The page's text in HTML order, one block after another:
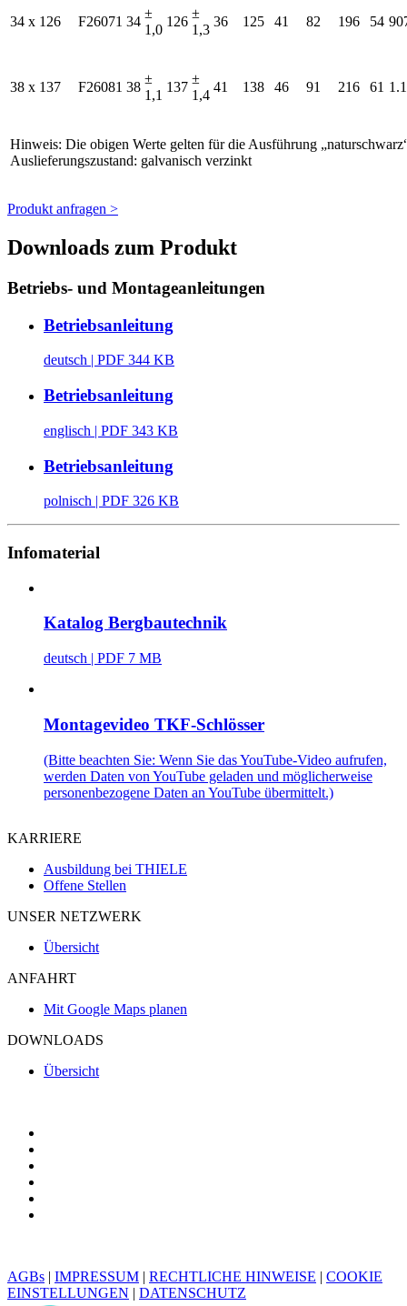
34 x 126 F26071 34
±
1,0
126
±
1,3
36 125 41 82 196 54
38 x 137 F26081 38
±
1,1
137
±
1,4
41 138 46 91 216 61
Hinweis: Die obigen Werte gelten für die Ausführung
Auslieferungszustand: galvanisch verzinkt
Produkt anfragen >
Downloads zum Produkt
Betriebs- und Montageanleitungen
Betriebsanleitung
deutsch | PDF 344 KB
Betriebsanleitung
englisch | PDF 343 KB
Betriebsanleitung
polnisch | PDF 326 KB
Infomaterial
Katalog Bergbautechnik
deutsch | PDF 7 MB
Montagevideo TKF-Schlösser
(Bitte beachten Sie: Wenn Sie das YouTube-Video aufrufen,
werden Daten von YouTube geladen und möglicherweise
personenbezogene Daten an YouTube übermittelt.)
KARRIERE
Ausbildung bei THIELE
Offene Stellen
UNSER NETZWERK
Übersicht
ANFAHRT
Mit Google Maps planen
DOWNLOADS
Übersicht
AGBs | IMPRESSUM | RECHTLICHE HINWEISE | COOKIE
EINSTELLUNGEN | DATENSCHUTZ